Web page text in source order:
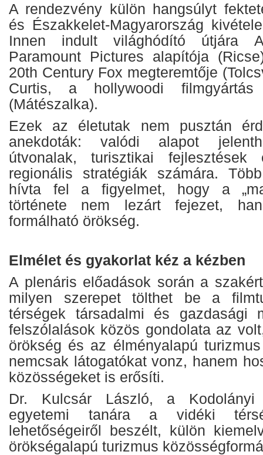
A rendezvény külön hangsúlyt
és Északkelet-Magyarország
Innen indult világhódító útjára
Paramount Pictures alapítója
20th Century Fox megteremtője
Curtis, a hollywoodi
(Mátészalka).
Ezek az életutak nem pusztán
anekdoták: valódi alapot
útvonalak, turisztikai
regionális stratégiák számára.
hívta fel a figyelmet, hogy a
története nem lezárt fejezet,
formálható örökség.
Elmélet és gyakorlat kéz a kézben
A plenáris előadások során a
milyen szerepet tölthet be a
térségek társadalmi és gazdasági
felszólalások közös gondolata az
örökség és az élményalapú
nemcsak látogatókat vonz, hanem
közösségeket is erősíti.
Dr. Kulcsár László, a Kodolányi
egyetemi tanára a vidéki
lehetőségeiről beszélt, külön
örökségalapú turizmus